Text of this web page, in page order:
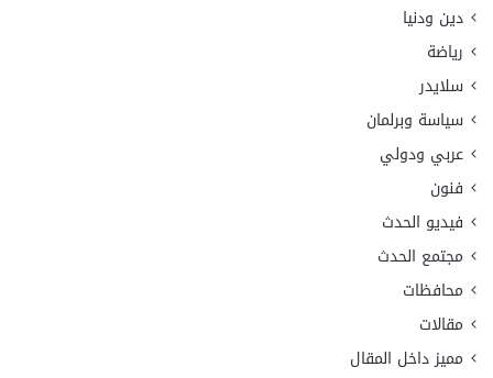
دين ودنيا
رياضة
سلايدر
سياسة وبرلمان
عربي ودولي
فنون
فيديو الحدث
مجتمع الحدث
محافظات
مقالات
مميز داخل المقال